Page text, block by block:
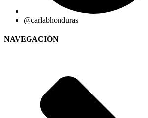
@carlabhonduras
NAVEGACIÓN